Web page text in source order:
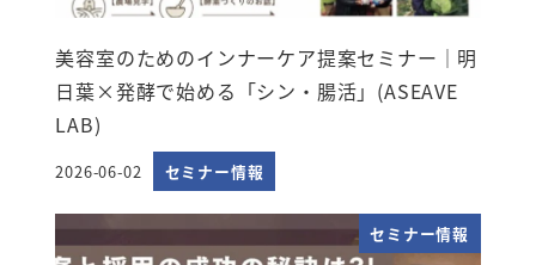
美容室のためのインナーケア提案セミナー｜明
日葉×発酵で始める「シン・腸活」(ASEAVE
LAB)
投稿日
2026-06-02 セミナー情報
セミナー情報